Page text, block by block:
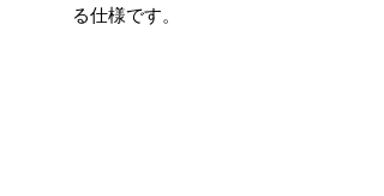
る仕様です。